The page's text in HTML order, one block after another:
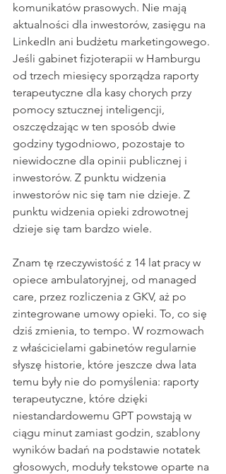
komunikatów prasowych. Nie mają
aktualności dla inwestorów, zasięgu na
LinkedIn ani budżetu marketingowego.
Jeśli gabinet fizjoterapii w Hamburgu
od trzech miesięcy sporządza raporty
terapeutyczne dla kasy chorych przy
pomocy sztucznej inteligencji,
oszczędzając w ten sposób dwie
godziny tygodniowo, pozostaje to
niewidoczne dla opinii publicznej i
inwestorów. Z punktu widzenia
inwestorów nic się tam nie dzieje. Z
punktu widzenia opieki zdrowotnej
dzieje się tam bardzo wiele.
Znam tę rzeczywistość z 14 lat pracy w
opiece ambulatoryjnej, od managed
care, przez rozliczenia z GKV, aż po
zintegrowane umowy opieki. To, co się
dziś zmienia, to tempo. W rozmowach
z właścicielami gabinetów regularnie
słyszę historie, które jeszcze dwa lata
temu były nie do pomyślenia: raporty
terapeutyczne, które dzięki
niestandardowemu GPT powstają w
ciągu minut zamiast godzin, szablony
wyników badań na podstawie notatek
głosowych, moduły tekstowe oparte na